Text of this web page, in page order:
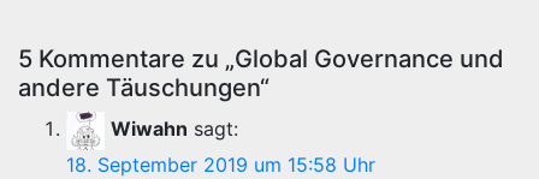
5 Kommentare zu „Global Governance und
andere Täuschungen“
Wiwahn sagt:
18. September 2019 um 15:58 Uhr